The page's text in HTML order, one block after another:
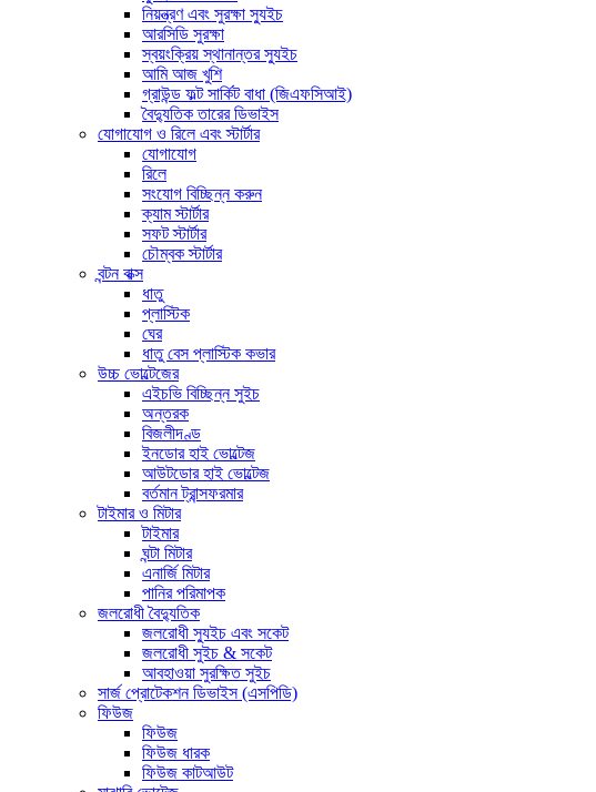
নিয়ন্ত্রণ এবং সুরক্ষা স্যুইচ
আরসিডি সুরক্ষা
স্বয়ংক্রিয় স্থানান্তর স্যুইচ
আমি আজ খুশি
গ্রাউন্ড ফল্ট সার্কিট বাধা (জিএফসিআই)
বৈদ্যুতিক তারের ডিভাইস
যোগাযোগ ও রিলে এবং স্টার্টার
যোগাযোগ
রিলে
সংযোগ বিচ্ছিন্ন করুন
ক্যাম স্টার্টার
সফট স্টার্টার
চৌম্বক স্টার্টার
বন্টন বাক্স
ধাতু
প্লাস্টিক
ঘের
ধাতু বেস প্লাস্টিক কভার
উচ্চ ভোল্টেজের
এইচভি বিচ্ছিন্ন সুইচ
অন্তরক
বিজলীদণ্ড
ইনডোর হাই ভোল্টেজ
আউটডোর হাই ভোল্টেজ
বর্তমান ট্রান্সফরমার
টাইমার ও মিটার
টাইমার
ঘন্টা মিটার
এনার্জি মিটার
পানির পরিমাপক
জলরোধী বৈদ্যুতিক
জলরোধী স্যুইচ এবং সকেট
জলরোধী সুইচ & সকেট
আবহাওয়া সুরক্ষিত সুইচ
সার্জ প্রোটেকশন ডিভাইস (এসপিডি)
ফিউজ
ফিউজ
ফিউজ ধারক
ফিউজ কাটআউট